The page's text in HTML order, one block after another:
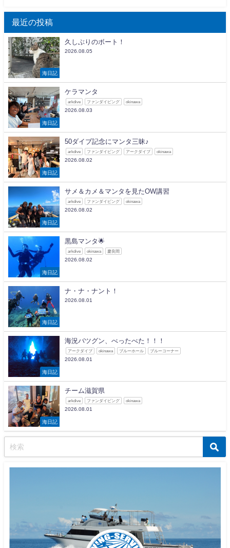
最近の投稿
海日記
久しぶりのボート！
2026.08.05
海日記
ケラマンタ
arkdive ファンダイビング okinawa
2026.08.03
海日記
50ダイブ記念にマンタ三昧♪
arkdive ファンダイビング アークダイブ okinawa
2026.08.02
海日記
サメ＆カメ＆マンタを見たOW講習
arkdive ファンダイビング okinawa
2026.08.02
海日記
黒島マンタ🌟
arkdive okinawa 慶良間
2026.08.02
海日記
ナ・ナ・ナント！
2026.08.01
海日記
海況バツグン、べったべた！！！
アークダイブ okinawa ブルーホール ブルーコーナー
2026.08.01
海日記
チーム滋賀県
arkdive ファンダイビング okinawa
2026.08.01